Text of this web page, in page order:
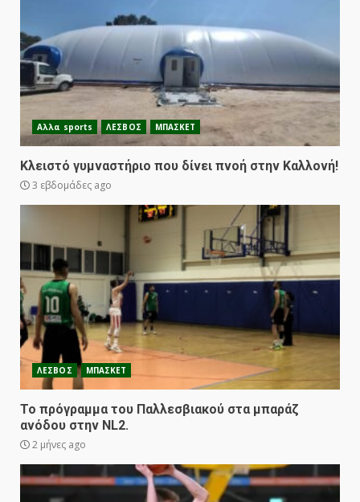
Αλλα sports ΛΕΣΒΟΣ ΜΠΑΣΚΕΤ
Κλειστό γυμναστήριο που δίνει πνοή στην Καλλονή!
3 εβδομάδες ago
ΛΕΣΒΟΣ ΜΠΑΣΚΕΤ
Το πρόγραμμα του Παλλεσβιακού στα μπαράζ
ανόδου στην NL2.
2 μήνες ago